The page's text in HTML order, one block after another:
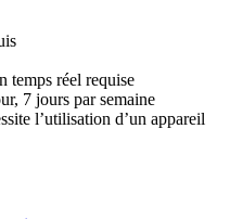
temps réel requise
7 jours par semaine
l’utilisation d’un appareil